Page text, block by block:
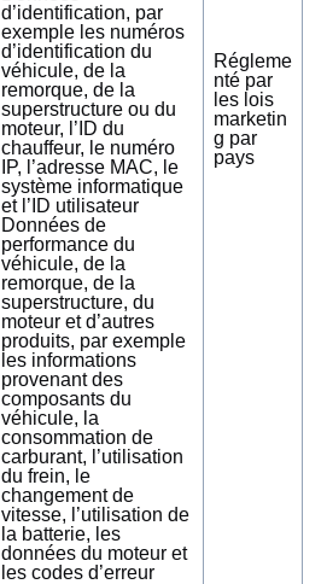
d’identification, par
exemple les numéros
d’identification du
véhicule, de la
remorque, de la
superstructure ou du
moteur, l’ID du
chauffeur, le numéro
IP, l’adresse MAC, le
système informatique
et l’ID utilisateur
Données de
performance du
véhicule, de la
remorque, de la
superstructure, du
moteur et d’autres
produits, par exemple
les informations
provenant des
composants du
véhicule, la
consommation de
carburant, l’utilisation
du frein, le
changement de
vitesse, l’utilisation de
la batterie, les
données du moteur et
les codes d’erreur
Régleme
nté par
les lois
marketin
g par
pays